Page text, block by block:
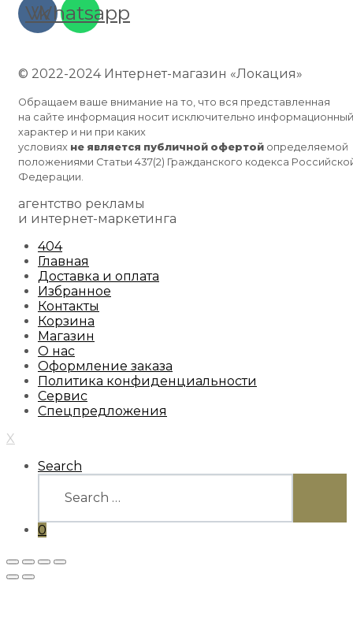
Vk
Whatsapp
© 2022-2024 Интернет-магазин «Локация»
Обращаем ваше внимание на то, что вся представленная
на сайте информация носит исключительно информационный
характер и ни при каких
условиях не является публичной офертой определяемой
положениями Статьи 437(2) Гражданского кодекса
Федерации.
агентство рекламы
и интернет-маркетинга
404
Главная
Доставка и оплата
Избранное
Контакты
Корзина
Магазин
О нас
Оформление заказа
Политика конфиденциальности
Сервис
Спецпредложения
X
Search
Search
0